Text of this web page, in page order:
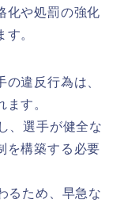
化や処罰の強化
。
違反行為は、
す。
、選手が健全な
を構築する必要
るため、早急な